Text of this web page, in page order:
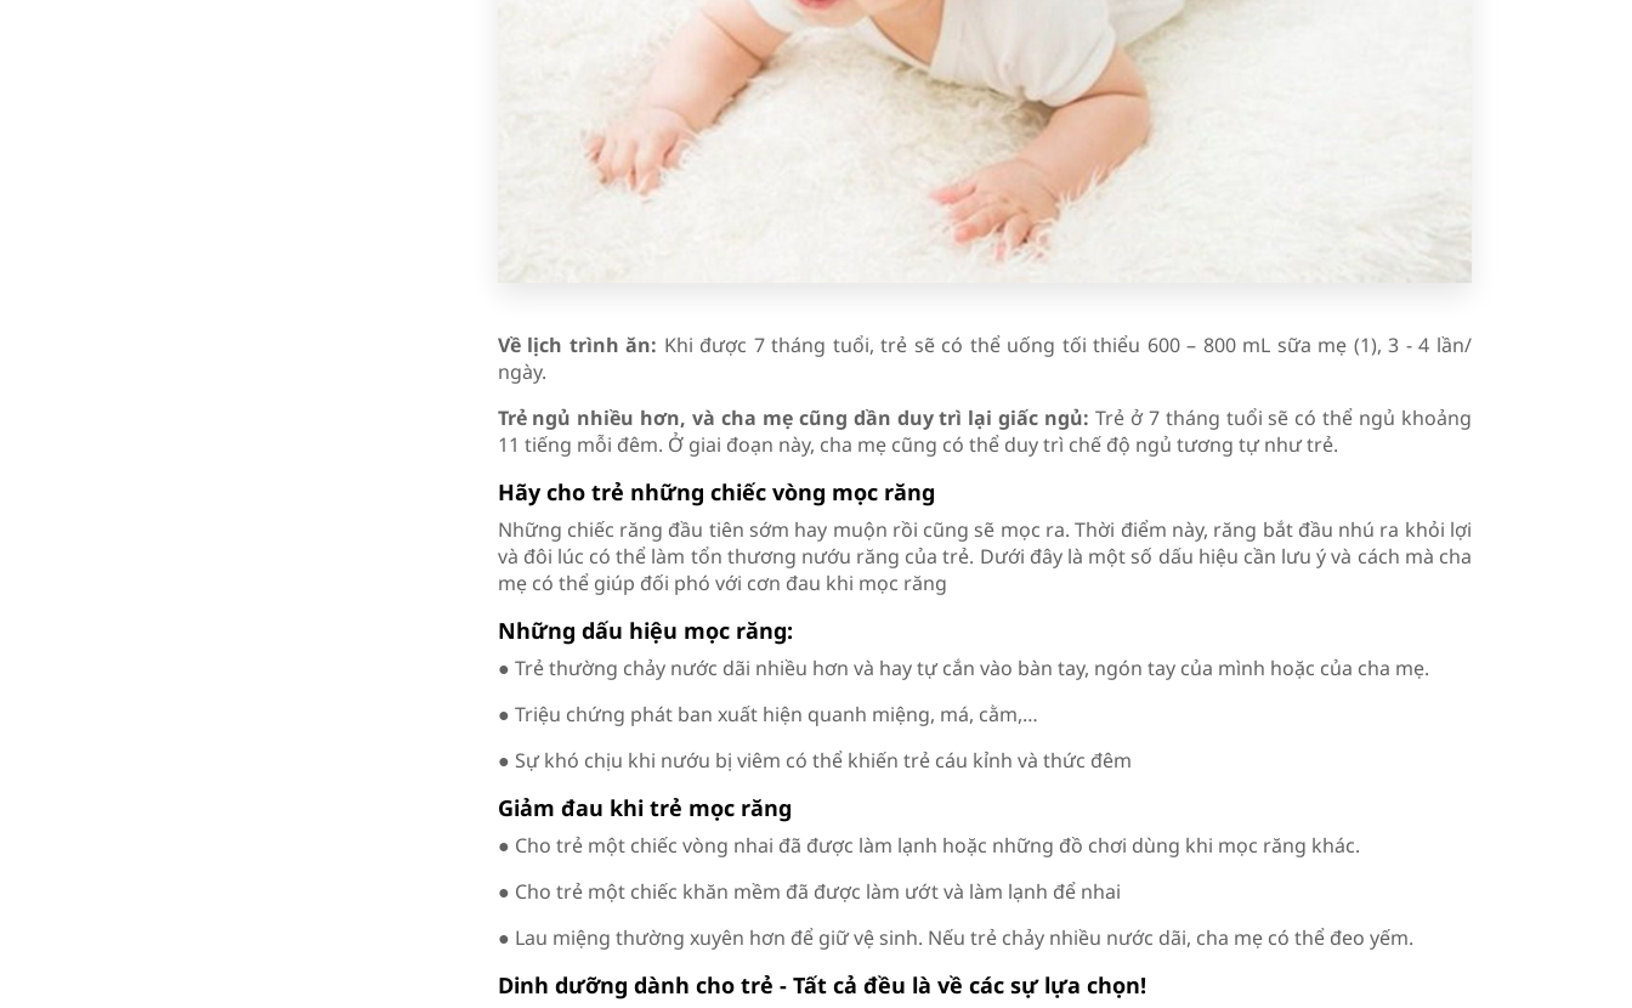
Về lịch trình ăn: Khi được 7 tháng tuổi, trẻ sẽ có thể uống tối thiểu 600 – 800 mL sữa mẹ (1), 3 - 4 lần/
ngày.
Trẻ ngủ nhiều hơn, và cha mẹ cũng dần duy trì lại giấc ngủ: Trẻ ở 7 tháng tuổi sẽ có thể ngủ khoảng
11 tiếng mỗi đêm. Ở giai đoạn này, cha mẹ cũng có thể duy trì chế độ ngủ tương tự như trẻ.
Hãy cho trẻ những chiếc vòng mọc răng
Những chiếc răng đầu tiên sớm hay muộn rồi cũng sẽ mọc ra. Thời điểm này, răng bắt đầu nhú ra khỏi lợi
và đôi lúc có thể làm tổn thương nướu răng của trẻ. Dưới đây là một số dấu hiệu cần lưu ý và cách mà cha
mẹ có thể giúp đối phó với cơn đau khi mọc răng
Những dấu hiệu mọc răng:
● Trẻ thường chảy nước dãi nhiều hơn và hay tự cắn vào bàn tay, ngón tay của mình hoặc của cha mẹ.
● Triệu chứng phát ban xuất hiện quanh miệng, má, cằm,…
● Sự khó chịu khi nướu bị viêm có thể khiến trẻ cáu kỉnh và thức đêm
Giảm đau khi trẻ mọc răng
● Cho trẻ một chiếc vòng nhai đã được làm lạnh hoặc những đồ chơi dùng khi mọc răng khác.
● Cho trẻ một chiếc khăn mềm đã được làm ướt và làm lạnh để nhai
● Lau miệng thường xuyên hơn để giữ vệ sinh. Nếu trẻ chảy nhiều nước dãi, cha mẹ có thể đeo yếm.
Dinh dưỡng dành cho trẻ - Tất cả đều là về các sự lựa chọn!